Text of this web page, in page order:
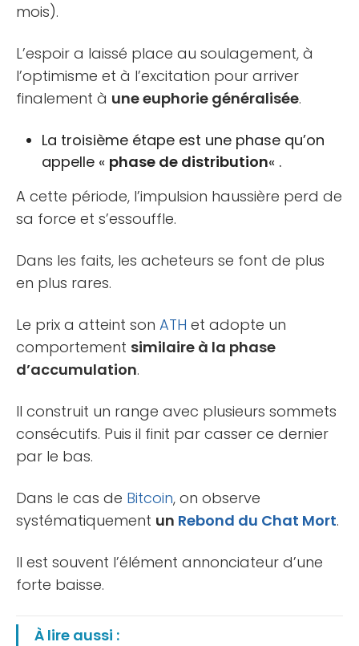
mois).
L’espoir a laissé place au soulagement, à
l’optimisme et à l’excitation pour arriver
finalement à une euphorie généralisée.
La troisième étape est une phase qu’on
appelle « phase de distribution« .
A cette période, l’impulsion haussière perd de
sa force et s’essouffle.
Dans les faits, les acheteurs se font de plus
en plus rares.
Le prix a atteint son ATH et adopte un
comportement similaire à la phase
d’accumulation.
Il construit un range avec plusieurs sommets
consécutifs. Puis il finit par casser ce dernier
par le bas.
Dans le cas de Bitcoin, on observe
systématiquement un Rebond du Chat Mort.
Il est souvent l’élément annonciateur d’une
forte baisse.
À lire aussi :